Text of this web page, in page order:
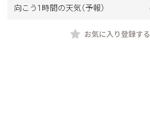
向こう1時間の天気（予報）
お気に入り登録する